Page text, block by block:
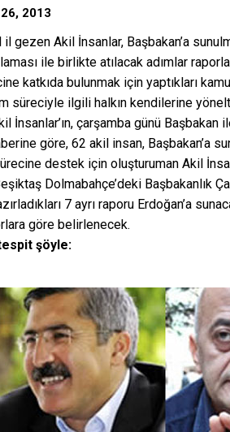
2013
gezen Akil İnsanlar, Başbakan’a
ile birlikte atılacak adımlar
katkıda bulunmak için yaptıkları
süreciyle ilgili halkın kendilerine
İnsanlar’ın, çarşamba günü Başbakan
göre, 62 akil insan, Başbakan’a
destek için oluşturuman Akil
Dolmabahçe’deki Başbakanlık
7 ayrı raporu Erdoğan’a
göre belirlenecek.
şöyle: